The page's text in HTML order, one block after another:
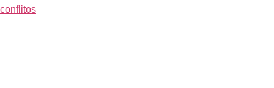
conflitos